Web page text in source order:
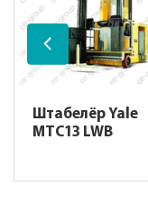
Штабелёр Yale
MTC13 LWB